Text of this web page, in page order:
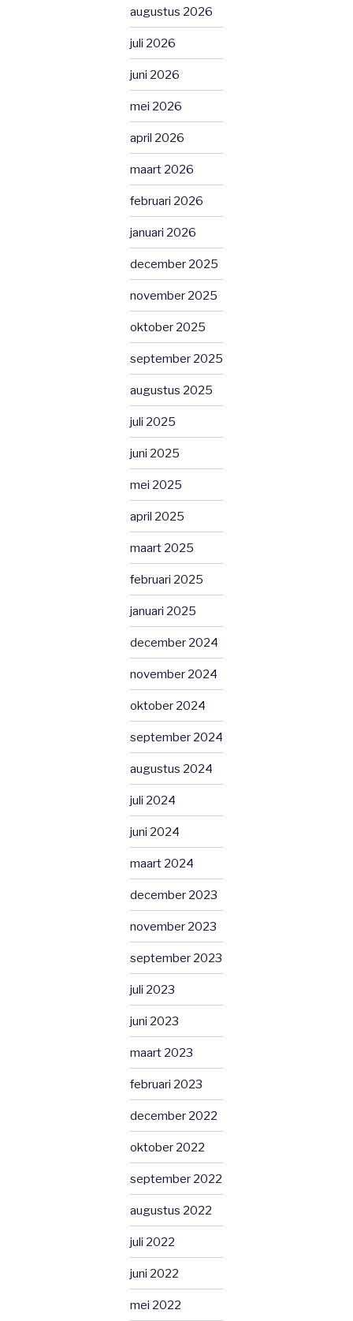
augustus 2026
juli 2026
juni 2026
mei 2026
april 2026
maart 2026
februari 2026
januari 2026
december 2025
november 2025
oktober 2025
september 2025
augustus 2025
juli 2025
juni 2025
mei 2025
april 2025
maart 2025
februari 2025
januari 2025
december 2024
november 2024
oktober 2024
september 2024
augustus 2024
juli 2024
juni 2024
maart 2024
december 2023
november 2023
september 2023
juli 2023
juni 2023
maart 2023
februari 2023
december 2022
oktober 2022
september 2022
augustus 2022
juli 2022
juni 2022
mei 2022